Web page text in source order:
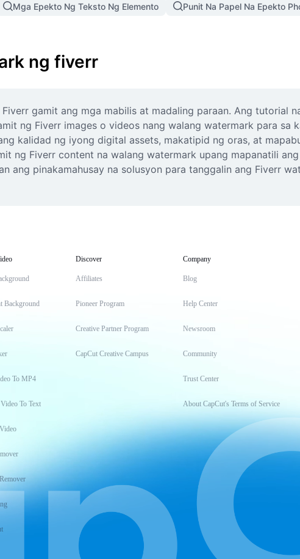
Mga Epekto Ng Teksto Ng Elemento Punit Na Papel Na Epekto
ng fiverr
gamit ang mga mabilis at madaling paraan. Ang tutorial
ng Fiverr images o videos nang walang watermark para sa
kalidad ng iyong digital assets, makatipid ng oras, at
ng Fiverr content na walang watermark upang mapanatili
ang pinakamahusay na solusyon para tanggalin ang Fiverr
Background
To MP4
To Text
Discover
Affiliates
Pioneer Program
Creative Partner Program
CapCut Creative Campus
Company
Blog
Help Center
Newsroom
Community
Trust Center
About CapCut's Terms of Service